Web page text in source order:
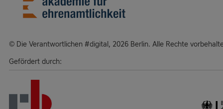
Die Verantwortlichen #digital, 2026 Berlin. Alle Rechte
Gefördert durch: